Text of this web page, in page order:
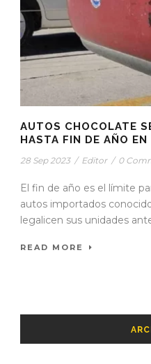
AUTOS CHOCOLATE
HASTA FIN DE AÑO
28 Sep 2023 / Editor / 0
El fin de año es el límite
autos importados
legalicen sus unidades
READ MORE